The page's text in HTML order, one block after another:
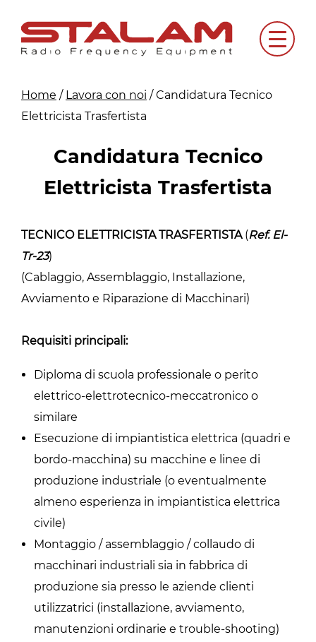
content
Menu
Home / Lavora con noi /Candidatura Tecnico
Elettricista Trasfertista
Candidatura Tecnico
Elettricista Trasfertista
TECNICO ELETTRICISTA TRASFERTISTA (Ref. El-
Tr-23)
(Cablaggio, Assemblaggio, Installazione,
Avviamento e Riparazione di Macchinari)
Requisiti principali:
Diploma di scuola professionale o perito
elettrico-elettrotecnico-meccatronico o
similare
Esecuzione di impiantistica elettrica (quadri e
bordo-macchina) su macchine e linee di
produzione industriale (o eventualmente
almeno esperienza in impiantistica elettrica
civile)
Montaggio / assemblaggio / collaudo di
macchinari industriali sia in fabbrica di
produzione sia presso le aziende clienti
utilizzatrici (installazione, avviamento,
manutenzioni ordinarie e trouble-shooting)